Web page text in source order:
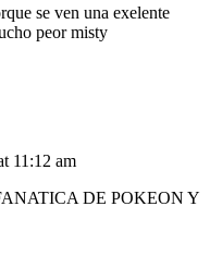
se ven una exelente
peor misty
11:12 am
DE POKEON Y